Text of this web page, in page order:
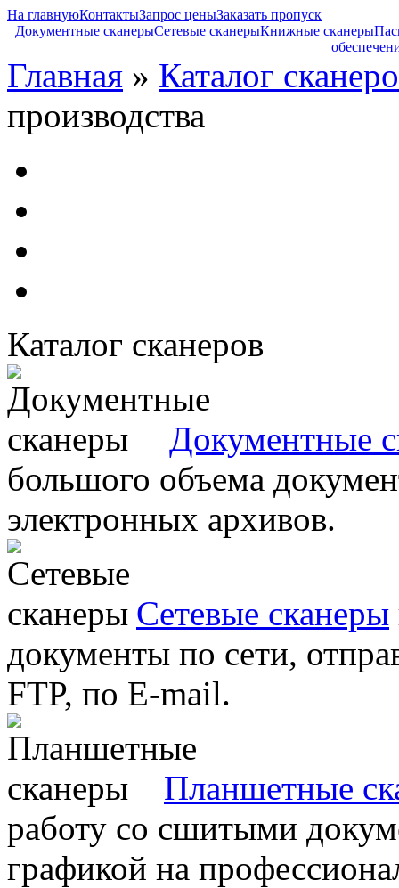
На главнуюКонтактыЗапрос ценыЗаказать пропуск
Документные сканерыСетевые сканерыКнижные сканеры
Главная » Каталог
производства
Каталог сканеров
Документные
большого объема
электронных архивов.
Сетевые сканеры
документы по сети,
FTP, по E-mail.
Планшетные
работу со сшитыми
графикой на